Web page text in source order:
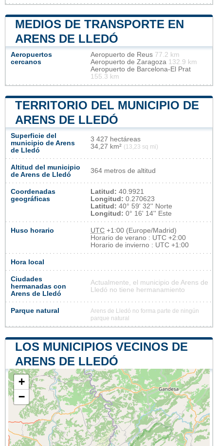
MEDIOS DE TRANSPORTE EN
ARENS DE LLEDÓ
Aeropuertos
cercanos
Aeropuerto de Reus 77.2 km
Aeropuerto de Zaragoza 132.9 km
Aeropuerto de Barcelona-El Prat
155.3 km
TERRITORIO DEL MUNICIPIO DE
ARENS DE LLEDÓ
Superficie del
municipio de Arens
de Lledó
3 427 hectáreas
34,27 km² (13,23 sq mi)
Altitud del municipio
de Arens de Lledó
364 metros de altitud
Coordenadas
geográficas
Latitud: 40.9921
Longitud: 0.270623
Latitud: 40° 59' 32'' Norte
Longitud: 0° 16' 14'' Este
Huso horario UTC +1:00 (Europe/Madrid)
Horario de verano : UTC +2:00
Horario de invierno : UTC +1:00
Hora local
Ciudades
hermanadas con
Arens de Lledó
Actualmente, el municipio de Arens de
Lledó no tiene hermanamiento
Parque natural
Arens de Lledó no forma parte de ningún
parque natural
LOS MUNICIPIOS VECINOS DE
ARENS DE LLEDÓ
+
−